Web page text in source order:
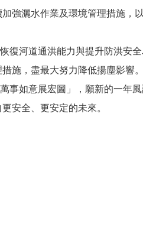
強灑水作業及環境管理措施，
河道通洪能力與提升防洪安全
施，盡最大努力降低揚塵影響。
如意展宏圖」，願新的一年
安全、更安定的未來。